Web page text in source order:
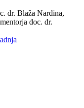
dr. Blaža Nardina,
doc. dr.